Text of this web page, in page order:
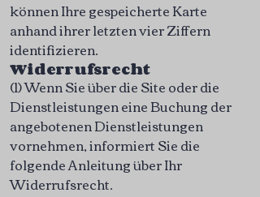
können Ihre gespeicherte Karte
anhand ihrer letzten vier Ziffern
identifizieren.
Widerrufsrecht
(1) Wenn Sie über die Site oder die
Dienstleistungen eine Buchung der
angebotenen Dienstleistungen
vornehmen, informiert Sie die
folgende Anleitung über Ihr
Widerrufsrecht.